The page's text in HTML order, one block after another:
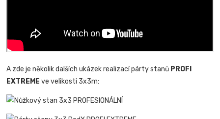
A zde je několik dalších ukázek realizací párty stanů PROFI
EXTREME ve velikosti 3x3m: